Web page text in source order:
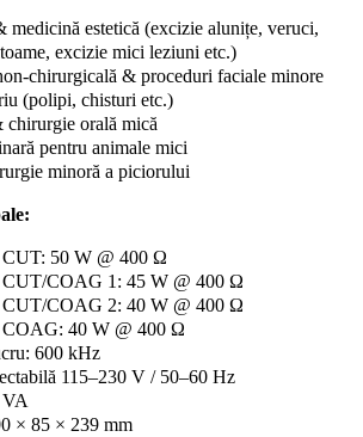
medicină estetică (excizie alunițe, veruci,
excizie mici leziuni etc.)
chirurgicală & proceduri faciale minore
(polipi, chisturi etc.)
chirurgie orală mică
pentru animale mici
minoră a piciorului
CUT: 50 W @ 400 Ω
CUT/COAG 1: 45 W @ 400 Ω
CUT/COAG 2: 40 W @ 400 Ω
COAG: 40 W @ 400 Ω
600 kHz
115–230 V / 50–60 Hz
× 85 × 239 mm